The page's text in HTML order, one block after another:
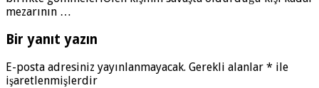
mezarının …
Bir yanıt yazın
E-posta adresiniz yayınlanmayacak. Gerekli alanlar * ile
işaretlenmişlerdir